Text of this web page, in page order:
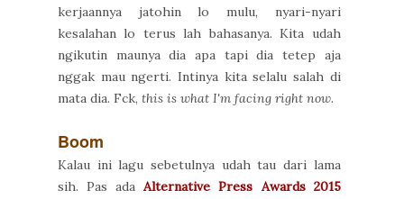
kerjaannya jatohin lo mulu, nyari-nyari
kesalahan lo terus lah bahasanya. Kita udah
ngikutin maunya dia apa tapi dia tetep aja
nggak mau ngerti. Intinya kita selalu salah di
mata dia. Fck, this is what I'm facing right now.
Boom
Kalau ini lagu sebetulnya udah tau dari lama
sih. Pas adaAlternative Press Awards 2015